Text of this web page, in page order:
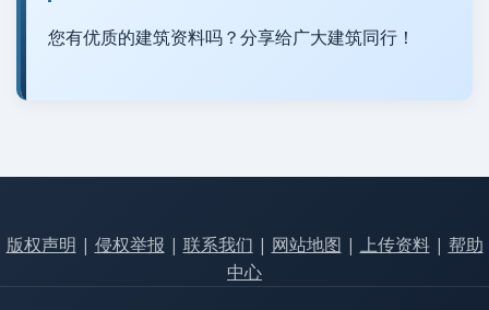
您有优质的建筑资料吗？分享给广大建筑同行！
版权声明 | 侵权举报 | 联系我们 | 网站地图 | 上传资料| 帮助
中心